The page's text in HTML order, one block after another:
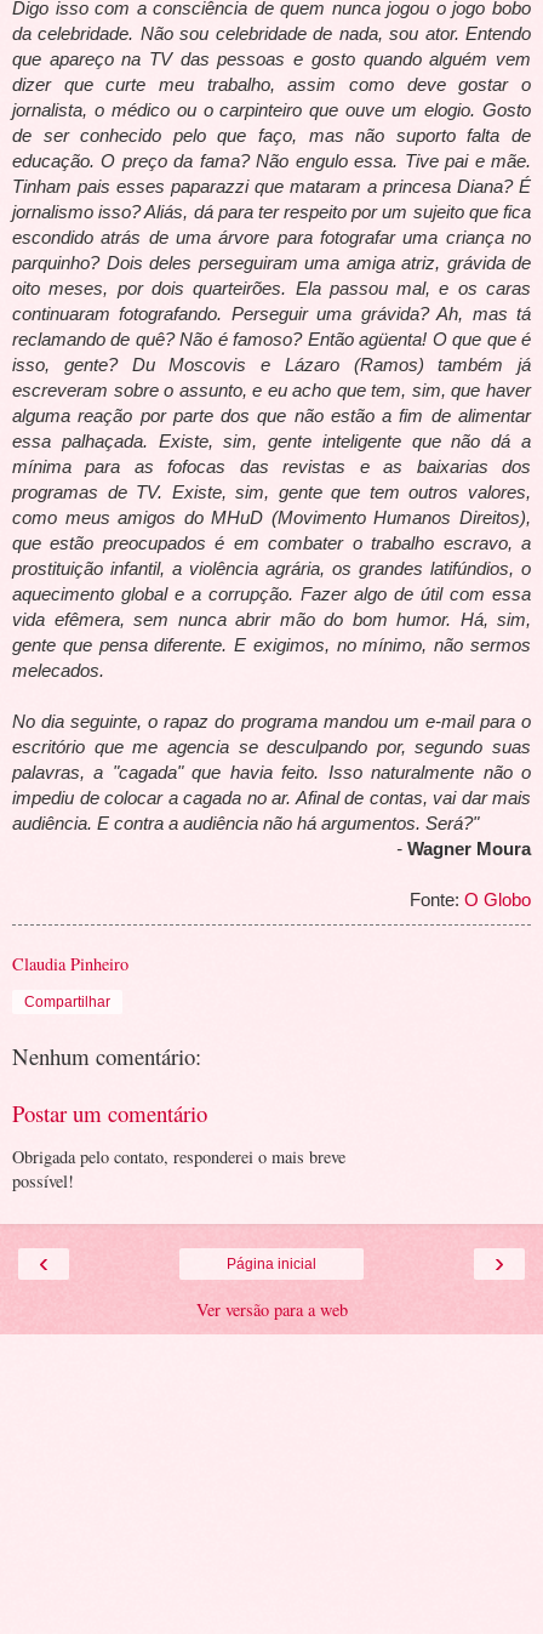
Digo isso com a consciência de quem nunca jogou o jogo bobo
da celebridade. Não sou celebridade de nada, sou ator. Entendo
que apareço na TV das pessoas e gosto quando alguém vem
dizer que curte meu trabalho, assim como deve gostar o
jornalista, o médico ou o carpinteiro que ouve um elogio. Gosto
de ser conhecido pelo que faço, mas não suporto falta de
educação. O preço da fama? Não engulo essa. Tive pai e mãe.
Tinham pais esses paparazzi que mataram a princesa Diana? É
jornalismo isso? Aliás, dá para ter respeito por um sujeito que fica
escondido atrás de uma árvore para fotografar uma criança no
parquinho? Dois deles perseguiram uma amiga atriz, grávida de
oito meses, por dois quarteirões. Ela passou mal, e os caras
continuaram fotografando. Perseguir uma grávida? Ah, mas tá
reclamando de quê? Não é famoso? Então agüenta! O que que é
isso, gente? Du Moscovis e Lázaro (Ramos) também já
escreveram sobre o assunto, e eu acho que tem, sim, que haver
alguma reação por parte dos que não estão a fim de alimentar
essa palhaçada. Existe, sim, gente inteligente que não dá a
mínima para as fofocas das revistas e as baixarias dos
programas de TV. Existe, sim, gente que tem outros valores,
como meus amigos do MHuD (Movimento Humanos Direitos),
que estão preocupados é em combater o trabalho escravo, a
prostituição infantil, a violência agrária, os grandes latifúndios, o
aquecimento global e a corrupção. Fazer algo de útil com essa
vida efêmera, sem nunca abrir mão do bom humor. Há, sim,
gente que pensa diferente. E exigimos, no mínimo, não sermos
melecados.
No dia seguinte, o rapaz do programa mandou um e-mail para o
escritório que me agencia se desculpando por, segundo suas
palavras, a "cagada" que havia feito. Isso naturalmente não o
impediu de colocar a cagada no ar. Afinal de contas, vai dar mais
audiência. E contra a audiência não há argumentos. Será?"
- Wagner Moura
Fonte: O Globo
Claudia Pinheiro
Compartilhar
Nenhum comentário:
Postar um comentário
Obrigada pelo contato, responderei o mais breve
possível!
‹ ›
Página inicial
Ver versão para a web